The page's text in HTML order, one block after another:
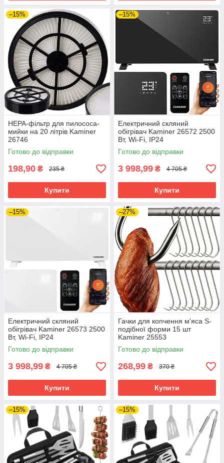
–15%
HEPA-фільтр для пилососа-
мийки на 20 літрів Kaminer
26746
Готово до відправки
198,90 ₴ 235 ₴
Купити
–15%
Електричний скляний
обігрівач Kaminer 26572 2500
Вт, Wi-Fi, IP24
Готово до відправки
3 998,99 ₴ 4 705 ₴
Купити
–15%
Електричний скляний
обігрівач Kaminer 26573 2500
Вт, Wi-Fi, IP24
Готово до відправки
3 998,99 ₴ 4 705 ₴
Купити
–27%
Гачки для копчення м'яса S-
подібної форми 15 шт
Kaminer 25553
Готово до відправки
268,99 ₴ 370 ₴
Купити
–15% –15%